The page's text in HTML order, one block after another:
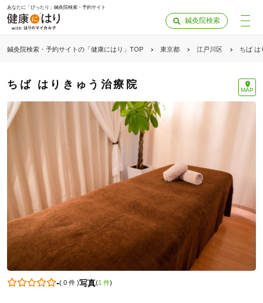
あなたに「ぴったり」鍼灸院検索・予約サイト
鍼灸院検索
鍼灸院検索・予約サイトの「健康にはり」TOP 東京都 江戸川区 ちば は
ちば はりきゅう治療院 MAP
-( 0 件)写真(1 件)
「健康にはりを見た」